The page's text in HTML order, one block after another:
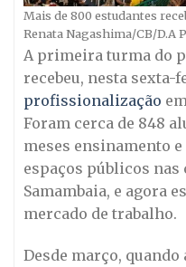
Mais de 800 estudantes
Renata Nagashima/CB/D.A
A primeira turma do
recebeu, nesta sexta-
profissionalização
Foram cerca de 848
meses ensinamento
espaços públicos nas
Samambaia, e agora
mercado de trabalho.
Desde março, quando